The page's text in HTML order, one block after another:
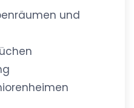
und